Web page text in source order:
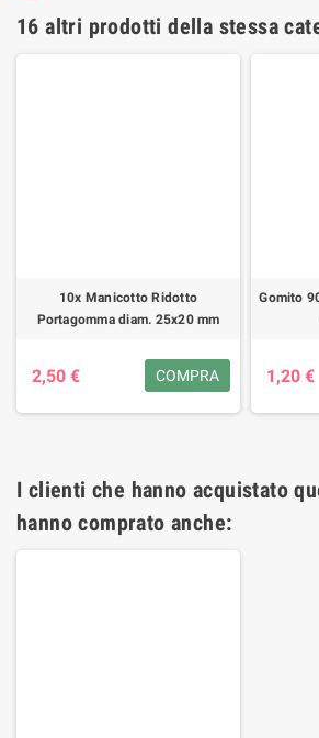
16 altri prodotti della stessa
10x Manicotto Ridotto
Portagomma diam. 25x20 mm
2,50 € COMPRA
Gomito
1,20 €
I clienti che hanno acquistato
hanno comprato anche: